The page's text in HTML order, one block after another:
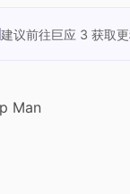
建议前往巨应 3 获取
Man